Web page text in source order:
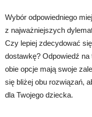
Wybór odpowiedniego
z najważniejszych
Czy lepiej zdecydować
dostawkę? Odpowiedź
obie opcje mają swoje
się bliżej obu rozwiązań,
dla Twojego dziecka.